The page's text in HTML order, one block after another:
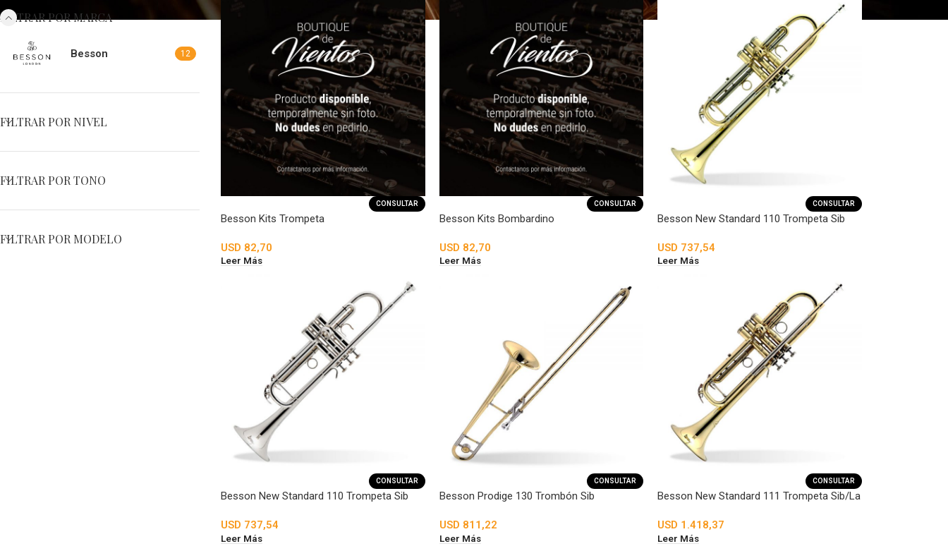
FILTRAR POR MARCA
Besson 12
FILTRAR POR NIVEL
FILTRAR POR TONO
FILTRAR POR MODELO
CONSULTAR
Besson Kits Trompeta
USD 82,70
Leer Más
CONSULTAR
Besson Kits Bombardino
USD 82,70
Leer Más
CONSULTAR
Besson New Standard 110 Trompeta Sib
USD 737,54
Leer Más
CONSULTAR
Besson New Standard 110 Trompeta Sib
USD 737,54
Leer Más
CONSULTAR
Besson Prodige 130 Trombón Sib
USD 811,22
Leer Más
CONSULTAR
Besson New Standard 111 Trompeta Sib/La
USD 1.418,37
Leer Más